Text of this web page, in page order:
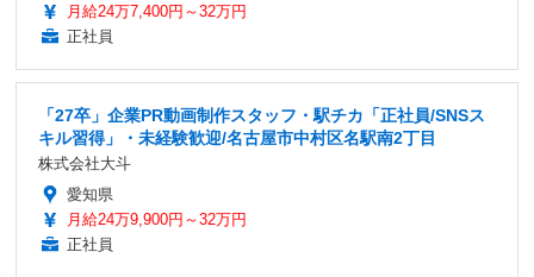
月給24万7,400円～32万円
正社員
「27卒」企業PR動画制作スタッフ・駅チカ「正社員/SNSス
キル習得」・未経験歓迎/名古屋市中村区名駅南2丁目
株式会社大斗
愛知県
月給24万9,900円～32万円
正社員